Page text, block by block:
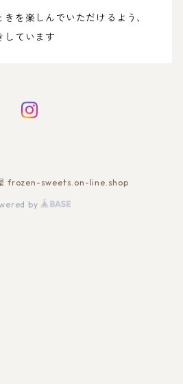
を楽しんでいただけるよう、
しています
frozen-sweets.on-line.shop
by